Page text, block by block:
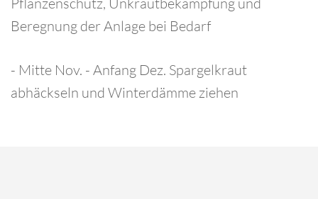
Beregnung der Anlage bei Bedarf
- Mitte Nov. - Anfang Dez. Spargelkraut
abhäckseln und Winterdämme ziehen